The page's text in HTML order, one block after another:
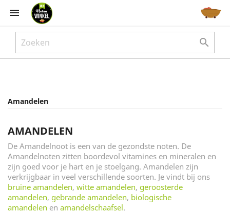


Amandelen
AMANDELEN
De Amandelnoot is een van de gezondste noten. De
Amandelnoten zitten boordevol vitamines en mineralen en
zijn goed voor je hart en je stoelgang. Amandelen zijn
verkrijgbaar in veel verschillende soorten. Je vindt bij ons
bruine amandelen, witte amandelen, geroosterde
amandelen, gebrande amandelen, biologische
amandelen en amandelschaafsel.